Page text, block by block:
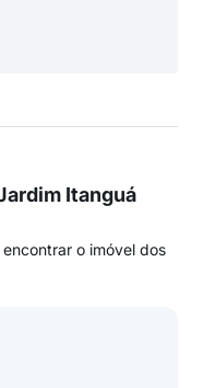
Itanguá
o imóvel dos